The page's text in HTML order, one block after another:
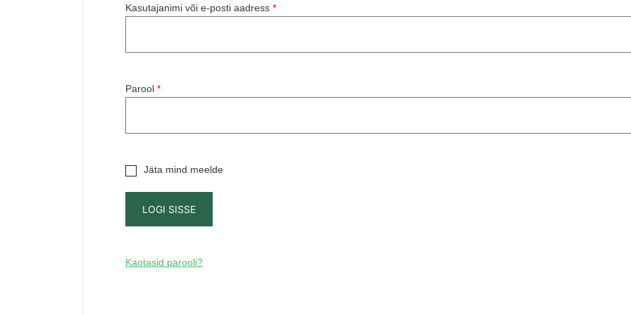
Kasutajanimi või e-posti aadress *Nõutud
Parool *Nõutud
Jäta mind meelde
LOGI SISSE
Kaotasid parooli?